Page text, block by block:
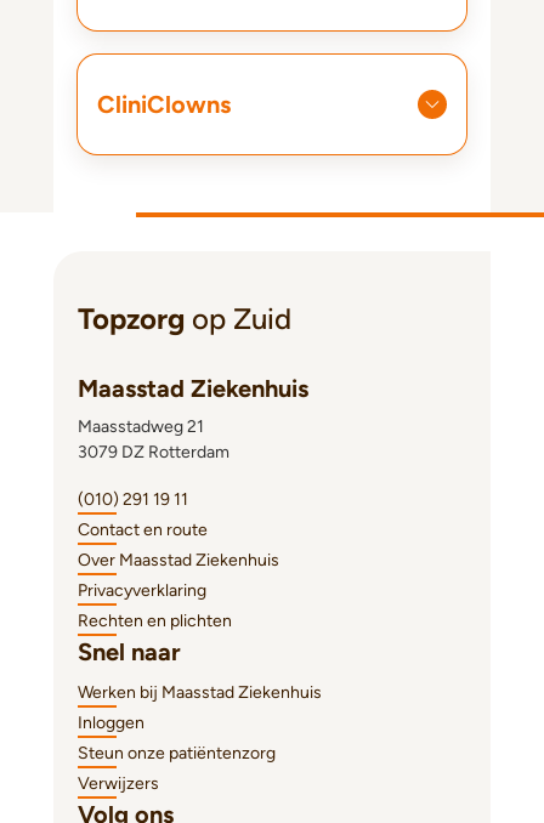
CliniClowns
Topzorg op Zuid
Maasstad Ziekenhuis
Maasstadweg 21
3079 DZ Rotterdam
(010) 291 19 11
Contact en route
Over Maasstad Ziekenhuis
Privacyverklaring
Rechten en plichten
Snel naar
Werken bij Maasstad Ziekenhuis
Inloggen
Steun onze patiëntenzorg
Verwijzers
Volg ons